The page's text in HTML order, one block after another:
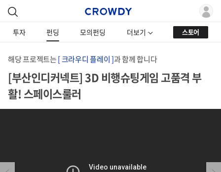
투자 펀딩 모의펀딩 더보기 스토어
해당 프로젝트는[ 크라우디 플레이 ]과 함께 합니다
[부산인디커넥트] 3D 비행슈팅게임 고품격 부
활! 스페이스룰러